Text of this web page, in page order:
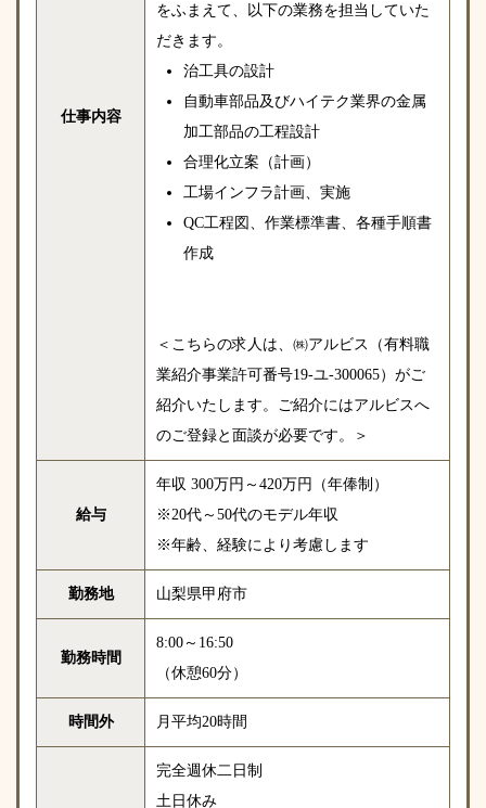
仕事内容
をふまえて、以下の業務を担当していた
だきます。
治工具の設計
自動車部品及びハイテク業界の金属
加工部品の工程設計
合理化立案（計画）
工場インフラ計画、実施
QC工程図、作業標準書、各種手順書
作成
＜こちらの求人は、㈱アルビス（有料職
業紹介事業許可番号19-ユ-300065）がご
紹介いたします。ご紹介にはアルビスへ
のご登録と面談が必要です。＞
給与
年収 300万円～420万円（年俸制）
※20代～50代のモデル年収
※年齢、経験により考慮します
勤務地 山梨県甲府市
勤務時間
8:00～16:50
（休憩60分）
時間外 月平均20時間
完全週休二日制
土日休み